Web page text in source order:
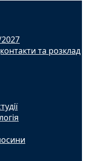
та розклад